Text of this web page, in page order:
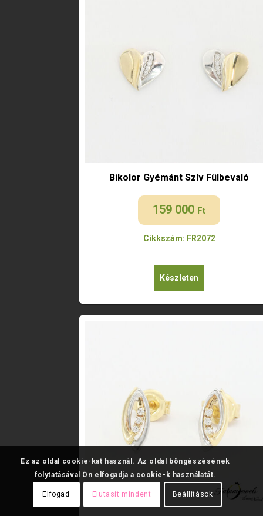
Bikolor Gyémánt Szív Fülbevaló
159 000 Ft
Cikkszám: FR2072
Készleten
Ez az oldal cookie-kat használ. Az oldal böngészésének
folytatásával Ön elfogadja a cookie-k használatát.
Elfogad Elutasít mindent Beállítások